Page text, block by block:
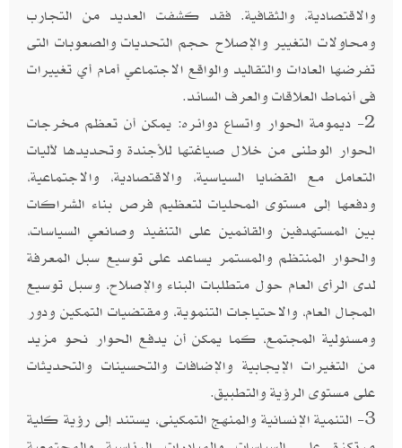
والاقتصادية، والثقافية. فقد كشفت العديد من التجارب
ومحاولات التغيير والإصلاح حجم التحديات والصعوبات التى
تفرضها العادات والتقاليد والواقع الاجتماعي أمام أي تغييرات
فى أنماط العلاقات والعرف السائد.
2- ديمومة الحوار واتساع دوائره: يمكن أن تعظم مخرجات
الحوار الوطنى من خلال صياغتها للأجندة وتحديدها لآليات
التعامل مع القضايا السياسية، والاقتصادية، والاجتماعية،
ودفعها إلى مستوى المحليات لتعظيم فرص بناء الشراكات
بين المستهدفين والقائمين على التنفيذ وصانعي السياسات،
والحوار المنتظم والمستمر يساعد على توسيع سبل المعرفة
لدى الرأى العام حول متطلبات البناء والإصلاح، وسبل توسيع
المجال العام، والاحتياجات التنموية، ومقتضيات التمكين ودور
ومسئولية المجتمع، كما يمكن أن يدفع الحوار نحو مزيد
من التغيرات الإيجابية والإضافات والتحسينات والتحديثات
على مستوى الرؤية والتطبيق.
3- التنمية الإنسانية والمنهج التمكينى، يستند إلى رؤية كلية